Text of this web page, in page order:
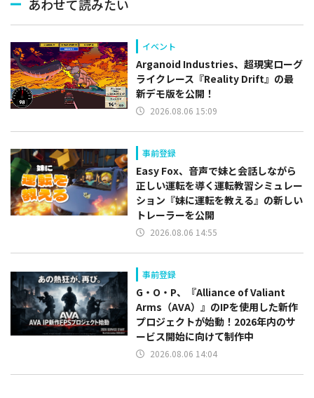
あわせて読みたい
イベント
Arganoid Industries、超現実ローグ
ライクレース『Reality Drift』の最
新デモ版を公開！
2026.08.06 15:09
事前登録
Easy Fox、音声で妹と会話しながら
正しい運転を導く運転教習シミュレー
ション『妹に運転を教える』の新しい
トレーラーを公開
2026.08.06 14:55
事前登録
G・O・P、『Alliance of Valiant
Arms（AVA）』のIPを使用した新作
プロジェクトが始動！2026年内のサ
ービス開始に向けて制作中
2026.08.06 14:04